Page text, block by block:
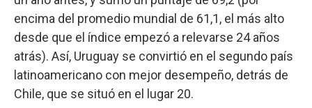
encima del promedio mundial de 61,1, el más alto
desde que el índice empezó a relevarse 24 años
atrás). Así, Uruguay se convirtió en el segundo país
latinoamericano con mejor desempeño, detrás de
Chile, que se situó en el lugar 20.